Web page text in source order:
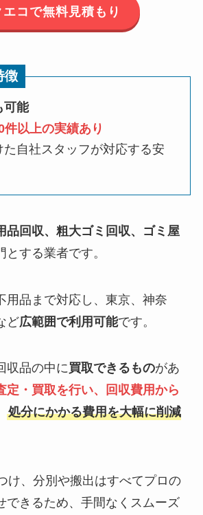
エコで無料見積もり
徴
可能
件以上の実績あり
た自社スタッフが対応する安
品回収、粗大ゴミ回収、ゴミ屋
とする業者です。
用品まで対応し、東京、神奈
ど広範囲で利用可能です。
収品の中に買取できるものがあ
定・買取を行い、回収費用から
処分にかかる費用を大幅に削減
け、分別や搬出はすべてプロの
できるため、手間なくスムーズ